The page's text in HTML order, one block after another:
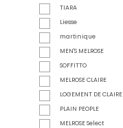
TIARA
Liesse
martinique
MEN'S MELROSE
SOFFITTO
MELROSE CLAIRE
LOGEMENT DE CLAIRE
PLAIN PEOPLE
MELROSE Select